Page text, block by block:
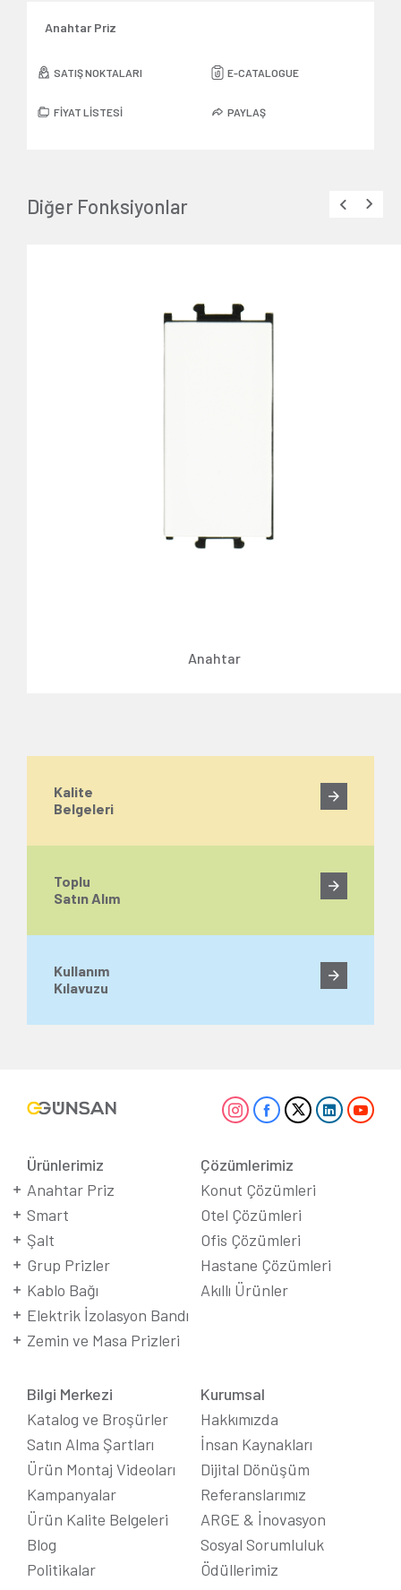
Anahtar Priz
SATIŞ NOKTALARI E-CATALOGUE
FİYAT LİSTESİ PAYLAŞ
Diğer Fonksiyonlar
Anahtar
Kalite
Belgeleri
Toplu
Satın Alım
Kullanım
Kılavuzu
Ürünlerimiz
Anahtar Priz
Smart
Şalt
Grup Prizler
Kablo Bağı
Elektrik İzolasyon Bandı
Zemin ve Masa Prizleri
Çözümlerimiz
Konut Çözümleri
Otel Çözümleri
Ofis Çözümleri
Hastane Çözümleri
Akıllı Ürünler
Bilgi Merkezi
Katalog ve Broşürler
Satın Alma Şartları
Ürün Montaj Videoları
Kampanyalar
Ürün Kalite Belgeleri
Blog
Politikalar
Kurumsal
Hakkımızda
İnsan Kaynakları
Dijital Dönüşüm
Referanslarımız
ARGE & İnovasyon
Sosyal Sorumluluk
Ödüllerimiz